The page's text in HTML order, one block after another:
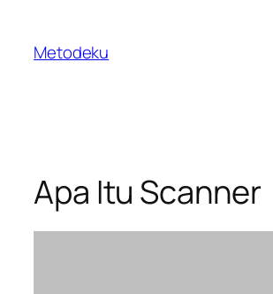
content
Metodeku
Apa Itu Scanner